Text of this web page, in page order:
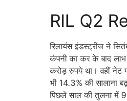
RIL Q2
रिलायंस इंडस्ट्रीज ने
कंपनी का कर के बाद
करोड़ रुपये था। वहीं नेट
भी 14.3% की सालाना
पिछले साल की तुलना में